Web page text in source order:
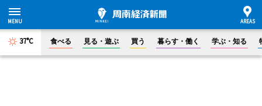
37°C 食べる 見る・遊ぶ 買う 暮らす・働く 学ぶ・知る